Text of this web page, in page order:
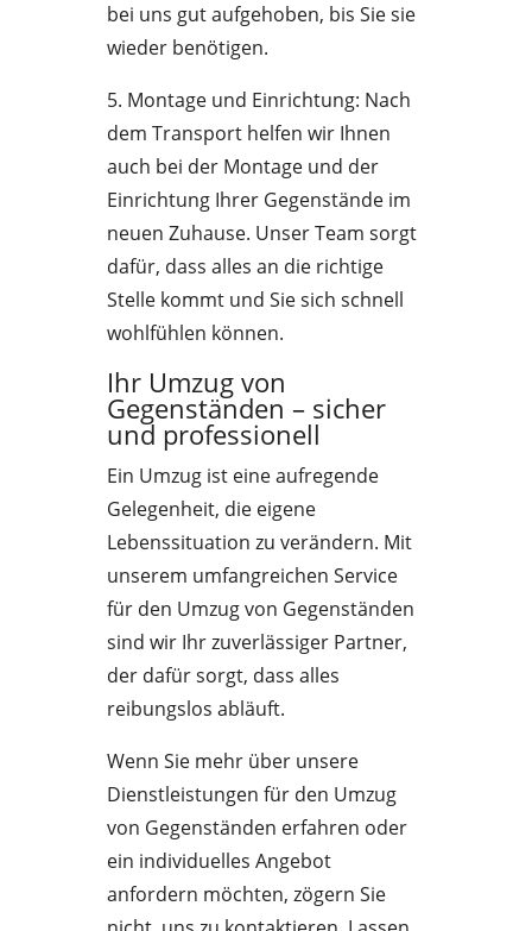
bei uns gut aufgehoben, bis Sie sie
wieder benötigen.
5. Montage und Einrichtung: Nach
dem Transport helfen wir Ihnen
auch bei der Montage und der
Einrichtung Ihrer Gegenstände im
neuen Zuhause. Unser Team sorgt
dafür, dass alles an die richtige
Stelle kommt und Sie sich schnell
wohlfühlen können.
Ihr Umzug von
Gegenständen – sicher
und professionell
Ein Umzug ist eine aufregende
Gelegenheit, die eigene
Lebenssituation zu verändern. Mit
unserem umfangreichen Service
für den Umzug von Gegenständen
sind wir Ihr zuverlässiger Partner,
der dafür sorgt, dass alles
reibungslos abläuft.
Wenn Sie mehr über unsere
Dienstleistungen für den Umzug
von Gegenständen erfahren oder
ein individuelles Angebot
anfordern möchten, zögern Sie